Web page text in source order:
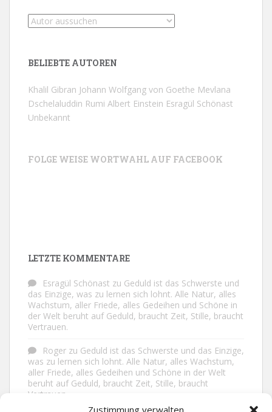
Zustimmung verwalten
BELIEBTE AUTOREN
Khalil Gibran Johann Wolfgang von Goethe Mevlana
Dschelaluddin Rumi Albert Einstein Esragül Schönast
Unbekannt
FOLGE WEISE WORTWAHL AUF FACEBOOK
LETZTE KOMMENTARE
Esragül Schönast zu Geduld ist das Schwerste und
das Einzige, was zu lernen sich lohnt. Alle Natur, alles
Wachstum, aller Friede, alles Gedeihen und Schöne in
der Welt beruht auf Geduld, braucht Zeit, Stille, braucht
Vertrauen.
Roger zu Geduld ist das Schwerste und das Einzige,
was zu lernen sich lohnt. Alle Natur, alles Wachstum,
aller Friede, alles Gedeihen und Schöne in der Welt
beruht auf Geduld, braucht Zeit, Stille, braucht
Vertrauen.